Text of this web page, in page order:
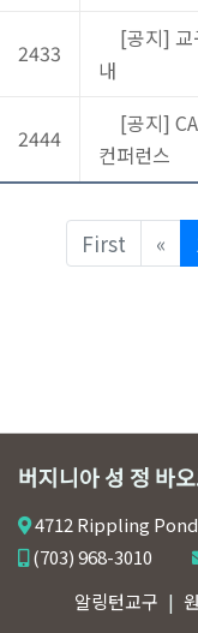
2433
[공지] 교
내
2444
[공지]
컨퍼런스
First «
버지니아 성 정 바
4712 Rippling Pond
(703) 968-3010
알링턴교구